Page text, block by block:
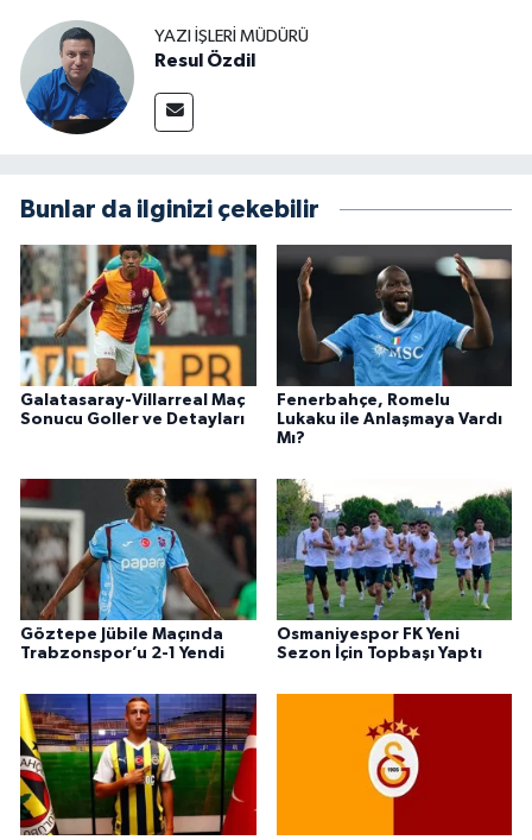
YAZI İŞLERI MÜDÜRÜ
Resul Özdil
Bunlar da ilginizi çekebilir
Galatasaray-Villarreal Maç
Sonucu Goller ve Detayları
Fenerbahçe, Romelu
Lukaku ile Anlaşmaya Vardı
Mı?
Göztepe Jübile Maçında
Trabzonspor’u 2-1 Yendi
Osmaniyespor FK Yeni
Sezon İçin Topbaşı Yaptı